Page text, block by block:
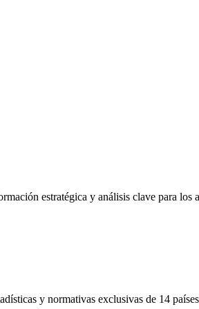
estratégica y análisis clave para los
y normativas exclusivas de 14